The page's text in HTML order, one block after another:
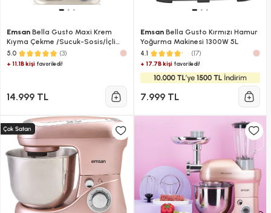
Emsan Bella Gusto Maxi Krem
Kıyma Çekme /Sucuk-Sosis/İçli
Köfte Aparatlı/Smooth Hazneli
Hamur Yoğurma Makinesi 1300W
5.0 (3)
+ 11.1B kişi favoriledi!
14.999 TL
EmsanBella Gusto Kırmızı Hamur
Yoğurma Makinesi 1300W 5L
4.1 (17)
+ 17.7B kişifavoriledi!
7.999 TL